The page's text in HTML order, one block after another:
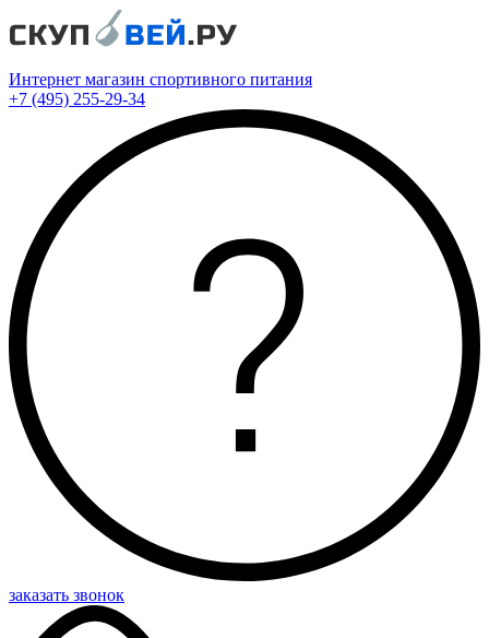
Интернет магазин спортивного питания
+7 (495) 255-29-34
заказать звонок